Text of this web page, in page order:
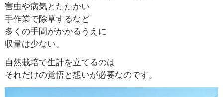
害虫や病気とたたかい
手作業で除草するなど
多くの手間がかかるうえに
収量は少ない。
自然栽培で生計を立てるのは
それだけの覚悟と想いが必要なのです。